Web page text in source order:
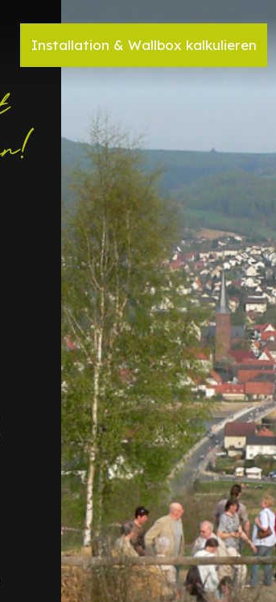
Installation & Wallbox kalkulieren